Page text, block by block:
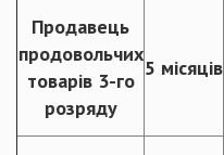
Продавець
продовольчих
товарів 3-го
розряду
5 місяців